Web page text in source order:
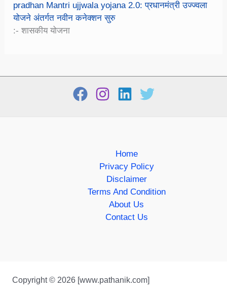
pradhan Mantri ujjwala yojana 2.0: प्रधानमंत्री उज्ज्वला
योजने अंतर्गत नवीन कनेक्शन सुरु
:- शासकीय योजना
Home
Privacy Policy
Disclaimer
Terms And Condition
About Us
Contact Us
Copyright © 2026 [www.pathanik.com]